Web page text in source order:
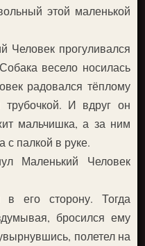
этой маленькой
прогуливался
весело носилась
радовался тёплому
И вдруг он
мальчишка, а за ним
с палкой в руке.
Маленький Человек
его сторону. Тогда
бросился ему
полетел на